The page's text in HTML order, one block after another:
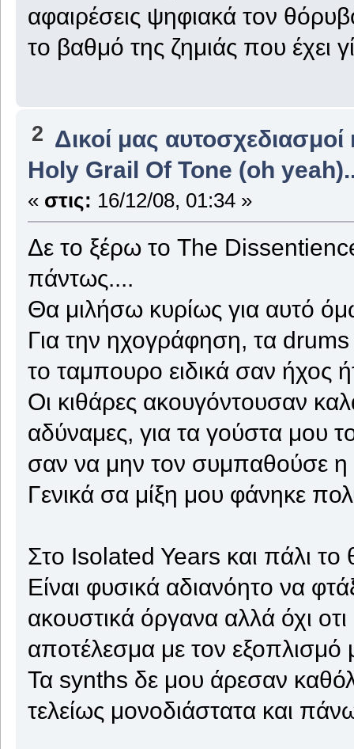
αφαιρέσεις ψηφιακά τον
το βαθμό της ζημιάς που έχει
2 Δικοί μας αυτοσχεδιασμοί
Holy Grail Of Tone (oh
« στις: 16/12/08, 01:34 »
Δε το ξέρω το The
πάντως....
Θα μιλήσω κυρίως για αυτό
Για την ηχογράφηση, τα drums
το ταμπουρο ειδικά σαν ήχος
Οι κιθάρες ακουγόντουσαν
αδύναμες, για τα γούστα μου
σαν να μην τον συμπαθούσε
Γενικά σα μίξη μου φάνηκε
Στο Isolated Years και πάλι το
Είναι φυσικά αδιανόητο να
ακουστικά όργανα αλλά όχι οτι
αποτέλεσμα με τον εξοπλισμό
Τα synths δε μου άρεσαν
τελείως μονοδιάστατα και